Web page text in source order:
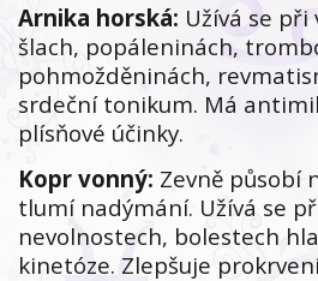
Arnika horská: Užívá se
šlach, popáleninách,
pohmožděninách,
srdeční tonikum. Má
plísňové účinky.
Kopr vonný: Zevně působí
tlumí nadýmání. Užívá se
nevolnostech, bolestech
kinetóze. Zlepšuje